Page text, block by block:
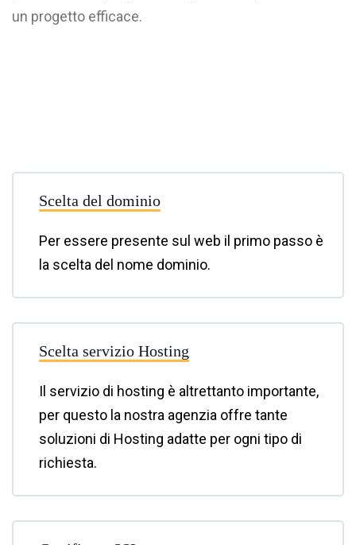
un progetto efficace.
Scelta del dominio
Per essere presente sul web il primo passo è
la scelta del nome dominio.
Scelta servizio Hosting
Il servizio di hosting è altrettanto importante,
per questo la nostra agenzia offre tante
soluzioni di Hosting adatte per ogni tipo di
richiesta.